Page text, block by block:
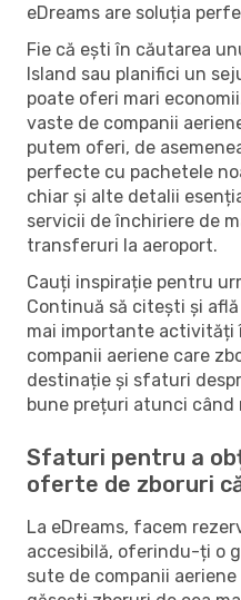
eDreams are soluția
Fie că ești în căutarea
Island sau planifici un
poate oferi mari
vaste de companii
putem oferi, de
perfecte cu pachetele
chiar și alte detalii
servicii de închiriere de
transferuri la aeroport.
Cauți inspirație pentru
Continuă să citești și
mai importante activități
companii aeriene care
destinație și sfaturi
bune prețuri atunci când
Sfaturi pentru a
oferte de zboruri
La eDreams, facem
accesibilă, oferindu-ți o
sute de companii